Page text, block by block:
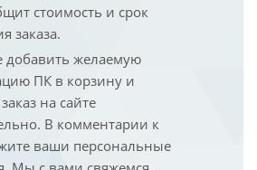
стоимость и срок
заказа.
добавить желаемую
ПК в корзину и
на сайте
В комментарии к
ваши персональные